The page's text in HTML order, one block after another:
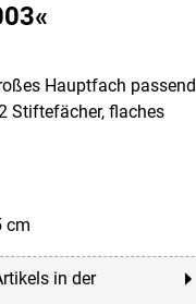
Hauptfach passend
Stiftefächer, flaches
cm
in der